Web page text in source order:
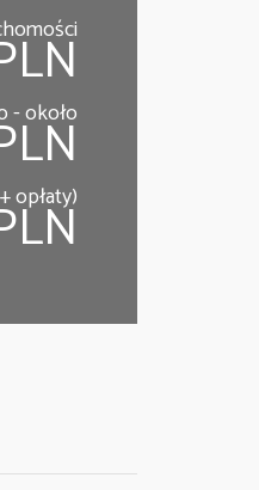
- około
opłaty)